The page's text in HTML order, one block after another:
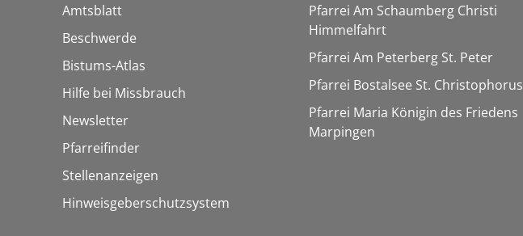
Amtsblatt
Beschwerde
Bistums-Atlas
Hilfe bei Missbrauch
Newsletter
Pfarreifinder
Stellenanzeigen
Hinweisgeberschutzsystem
Pfarrei Am Schaumberg Christi
Himmelfahrt
Pfarrei Am Peterberg St. Peter
Pfarrei Bostalsee St. Christophorus
Pfarrei Maria Königin des Friedens
Marpingen